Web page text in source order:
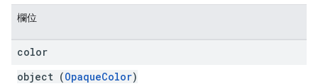
欄位
color
object (OpaqueColor)